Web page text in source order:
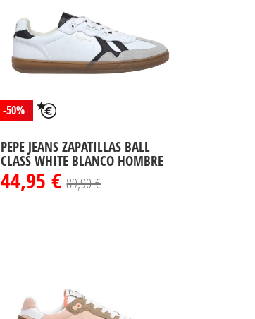
-50%
PEPE JEANS ZAPATILLAS BALL
CLASS WHITE BLANCO HOMBRE
44,95 €89,90 €